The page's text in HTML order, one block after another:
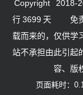
Copyright 2018-
行3699 天
免责
载而来的，仅供学
站不承担由此引起
容、版
页面耗时：